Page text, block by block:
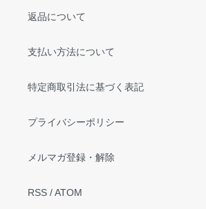
返品について
支払い方法について
特定商取引法に基づく表記
プライバシーポリシー
メルマガ登録・解除
RSS /ATOM